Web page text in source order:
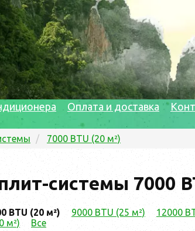
Оплата и доставка
7000 BTU (20 м²)
системы 7000
BTU (20 м²) 9000 BTU (25 м²) 12000
м²)
Все